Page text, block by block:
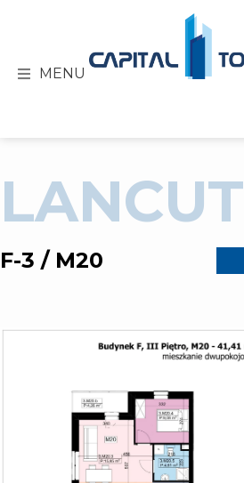
MENU
LANCUT
F-3 / M20